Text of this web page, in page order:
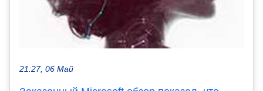
21:27, 06 Май